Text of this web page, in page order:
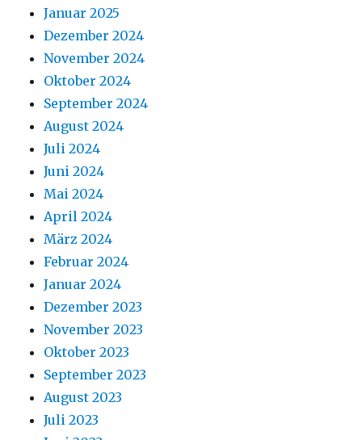
Januar 2025
Dezember 2024
November 2024
Oktober 2024
September 2024
August 2024
Juli 2024
Juni 2024
Mai 2024
April 2024
März 2024
Februar 2024
Januar 2024
Dezember 2023
November 2023
Oktober 2023
September 2023
August 2023
Juli 2023